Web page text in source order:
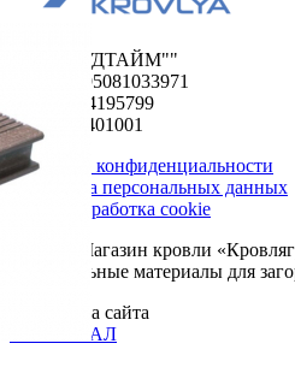
ООО "ФУДТАЙМ""
ОГРН 1195081033971
ИНН 5024195799
КПП 502401001
Политика конфиденциальности
Обработка персональных данных
Сбор и обработка cookie
© 2026. Магазин кровли
Строительные материалы для
Разработка сайта
ОРИГИНАЛ